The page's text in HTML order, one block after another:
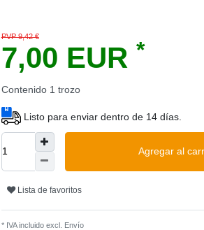
PVP 9,42 €
7,00 EUR *
Contenido 1 trozo
Listo para enviar dentro de 14 días.
Agregar al
Lista de favoritos
* IVA incluido excl. Envío